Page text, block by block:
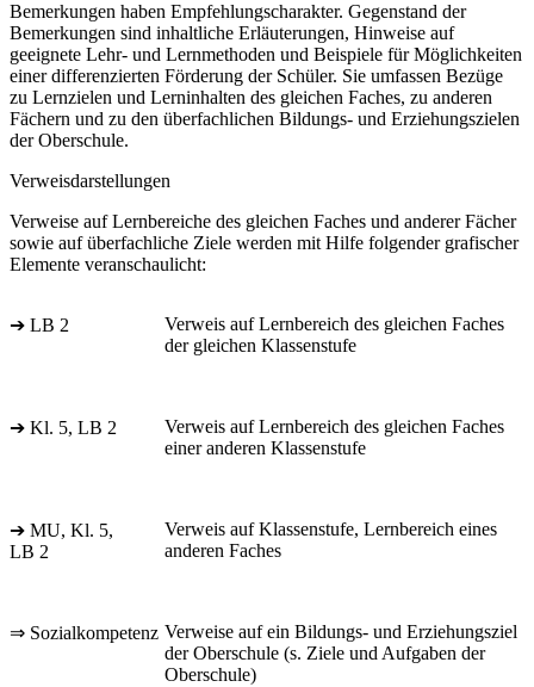
Bemerkungen haben Empfehlungscharakter. Gegenstand der
Bemerkungen sind inhaltliche Erläuterungen, Hinweise auf
geeignete Lehr- und Lernmethoden und Beispiele für Möglichkeiten
einer differenzierten Förderung der Schüler. Sie umfassen Bezüge
zu Lernzielen und Lerninhalten des gleichen Faches, zu anderen
Fächern und zu den überfachlichen Bildungs- und Erziehungszielen
der Oberschule.
Verweisdarstellungen
Verweise auf Lernbereiche des gleichen Faches und anderer Fächer
sowie auf überfachliche Ziele werden mit Hilfe folgender grafischer
Elemente veranschaulicht:
➔ LB 2
Verweis auf Lernbereich des gleichen Faches
der gleichen Klassenstufe
➔ Kl. 5, LB 2
Verweis auf Lernbereich des gleichen Faches
einer anderen Klassenstufe
➔ MU, Kl. 5,
LB 2
Verweis auf Klassenstufe, Lernbereich eines
anderen Faches
⇒ Sozialkompetenz Verweise auf ein Bildungs- und Erziehungsziel
der Oberschule (s. Ziele und Aufgaben der
Oberschule)